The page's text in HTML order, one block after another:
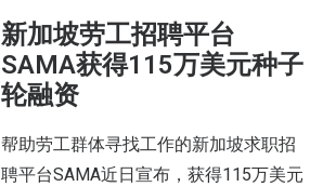
新加坡劳工招聘平台
SAMA获得115万美元种子
轮融资
帮助劳工群体寻找工作的新加坡求职招
聘平台SAMA近日宣布，获得115万美元